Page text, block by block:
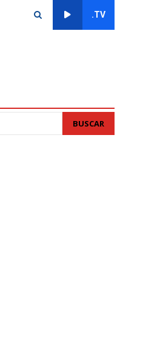
.TV
BUSCAR